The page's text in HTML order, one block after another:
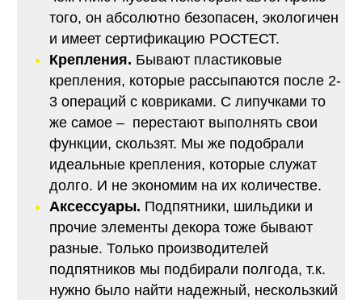
того, он абсолютно безопасен, экологичен
и имеет сертификацию РОСТЕСТ.
Крепления. Бывают пластиковые
крепления, которые рассыпаются после 2-
3 операций с ковриками. С липучками то
же самое – перестают выполнять свои
функции, скользят. Мы же подобрали
идеальные крепления, которые служат
долго. И не экономим на их количестве.
Аксессуары. Подпятники, шильдики и
прочие элементы декора тоже бывают
разные. Только производителей
подпятников мы подбирали полгода, т.к.
нужно было найти надежный, нескользкий